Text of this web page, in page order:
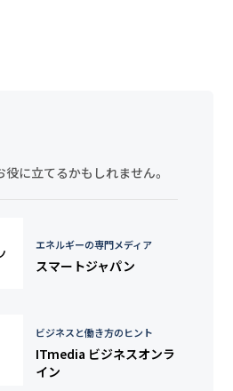
に立てるかもしれません。
エネルギーの専門メディア
スマートジャパン
ビジネスと働き方のヒント
ITmedia ビジネスオンラ
イン